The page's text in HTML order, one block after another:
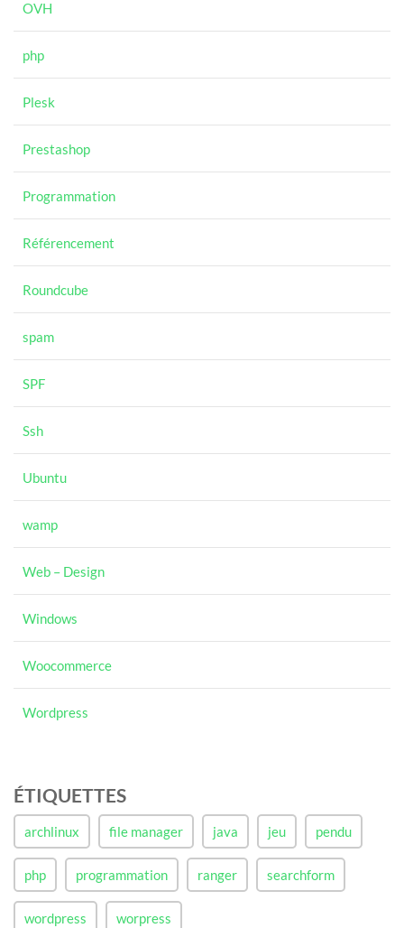
OVH
php
Plesk
Prestashop
Programmation
Référencement
Roundcube
spam
SPF
Ssh
Ubuntu
wamp
Web – Design
Windows
Woocommerce
Wordpress
ÉTIQUETTES
archlinux file manager java jeu pendu
php programmation ranger searchform
wordpress worpress